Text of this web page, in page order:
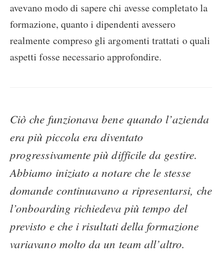
avevano modo di sapere chi avesse completato la
formazione, quanto i dipendenti avessero
realmente compreso gli argomenti trattati o quali
aspetti fosse necessario approfondire.
Ciò che funzionava bene quando l’azienda
era più piccola era diventato
progressivamente più difficile da gestire.
Abbiamo iniziato a notare che le stesse
domande continuavano a ripresentarsi, che
l’onboarding richiedeva più tempo del
previsto e che i risultati della formazione
variavano molto da un team all’altro.